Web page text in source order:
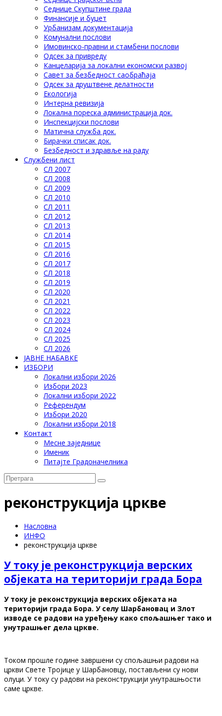
Седнице Скупштине града
Финансије и буџет
Урбанизам документација
Комунални послови
Имовинско-правни и стамбени послови
Одсек за привреду
Канцеларија за локални економски развој
Савет за безбедност саобраћаја
Одсек за друштвене делатности
Eкологија
Интерна ревизија
Локална пореска администрација док.
Инспекцијски послови
Матична служба док.
Бирачки списак док.
Безбедност и здравље на раду
Службени лист
СЛ 2007
СЛ 2008
СЛ 2009
СЛ 2010
СЛ 2011
СЛ 2012
СЛ 2013
СЛ 2014
СЛ 2015
СЛ 2016
СЛ 2017
СЛ 2018
СЛ 2019
СЛ 2020
СЛ 2021
СЛ 2022
СЛ 2023
СЛ 2024
СЛ 2025
СЛ 2026
ЈАВНЕ НАБАВКЕ
ИЗБОРИ
Локални избори 2026
Избори 2023
Локални избори 2022
Референдум
Избори 2020
Локални избори 2018
Контакт
Месне заједнице
Именик
Питајте Градоначелника
реконструкција цркве
Насловна
ИНФО
реконструкција цркве
У току је реконструкција верских
објеката на територији града Бора
У току је реконструкција верских објеката на
територији града Бора. У селу Шарбановац и Злот
изводе се радови на уређењу како спољашњег тако и
унутрашњег дела цркве.
Током прошле године завршени су спољашњи радови на
цркви Свете Тројице у Шарбановцу, постављени су нови
олуци. У току су радови на реконструкцији унутрашњости
саме цркве.